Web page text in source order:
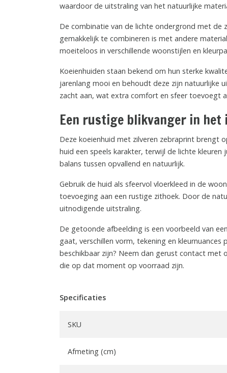
waardoor de uitstraling van het natuurlijke
De combinatie van de lichte ondergrond met de
gemakkelijk te combineren is met andere
moeiteloos in verschillende woonstijlen en
Koeienhuiden staan bekend om hun sterke
jarenlang mooi en behoudt deze zijn natuurlijke
zacht aan, wat extra comfort en sfeer toevoegt
Een rustige blikvanger in
Deze koeienhuid met zilveren zebraprint brengt
huid een speels karakter, terwijl de lichte
balans tussen opvallend en natuurlijk.
Gebruik de huid als sfeervol vloerkleed in de
toevoeging aan een rustige zithoek. Door de
uitnodigende uitstraling.
De getoonde afbeelding is een voorbeeld van
gaat, verschillen vorm, tekening en
beschikbaar zijn? Neem dan gerust contact met
die op dat moment op voorraad zijn.
Specificaties
SKU
Afmeting (cm)